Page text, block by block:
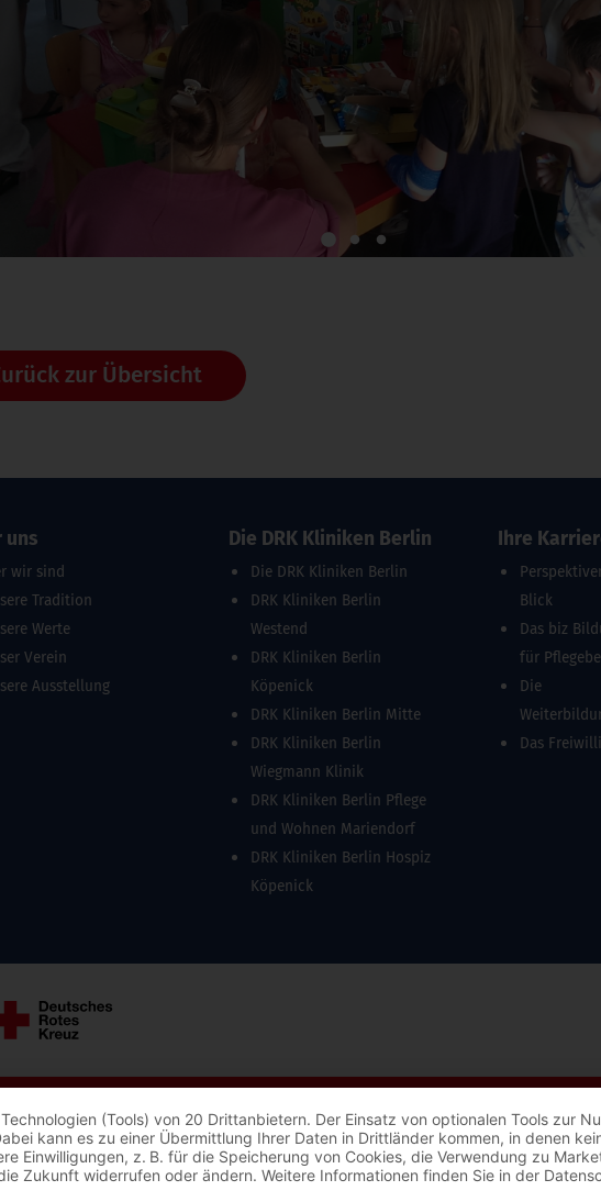
zur Übersicht
uns
wir sind
Tradition
Werte
Verein
Ausstellung
Die DRK Kliniken Berlin
Die DRK Kliniken Berlin
DRK Kliniken Berlin
Westend
DRK Kliniken Berlin
Köpenick
DRK Kliniken Berlin Mitte
DRK Kliniken Berlin
Wiegmann Klinik
DRK Kliniken Berlin Pflege
und Wohnen Mariendorf
DRK Kliniken Berlin Hospiz
Köpenick
Ihre
Blick
Das biz
für
Die
Das
(Tools) von 20 Drittanbietern. Der Einsatz von optionalen Tools zur
kann es zu einer Übermittlung Ihrer Daten in Drittländer kommen, in denen
Einwilligungen, z. B. für die Speicherung von Cookies, die Verwendung zu
Zukunft widerrufen oder ändern. Weitere Informationen finden Sie in der